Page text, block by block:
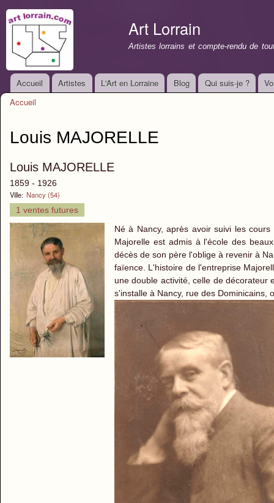
Art Lorrain
Artistes lorrains et compte-rendu de
Menu principal
Accueil Artistes L'Art en Lorraine Blog Qui suis-je ?
Accueil
Louis MAJORELLE
Louis MAJORELLE
1859 - 1926
Ville: Nancy (54)
1 ventes futures
Né à Nancy, après avoir suivi les
Majorelle est admis à l'école des
décès de son père l'oblige à revenir à
faïence. L'histoire de l'entreprise
une double activité, celle de décorateur
s'installe à Nancy, rue des Dominicains,